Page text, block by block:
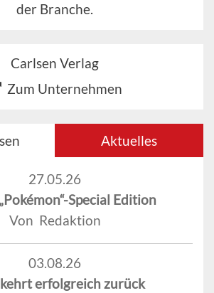
der Branche.
Carlsen Verlag
Zum Unternehmen
Aktuelles
27.05.26
Special Edition
Von Redaktion
03.08.26
erfolgreich zurück